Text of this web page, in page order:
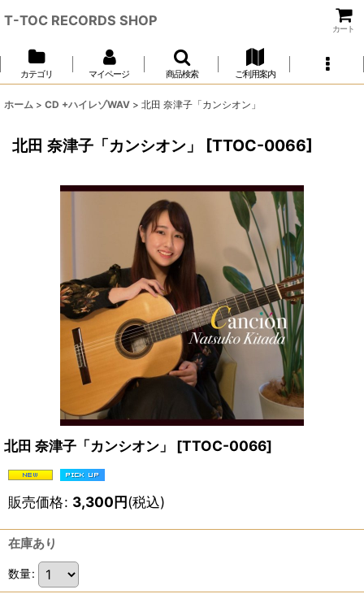
T-TOC RECORDS SHOP
カート
カテゴリ マイページ 商品検索 ご利用案内
ホーム > CD +ハイレゾWAV > 北田 奈津子「カンシオン」
北田 奈津子「カンシオン」 [TTOC-0066]
北田 奈津子「カンシオン」 [TTOC-0066]
販売価格: 3,300円(税込)
在庫あり
数量: